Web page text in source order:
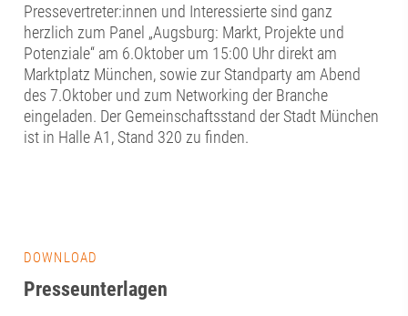
Pressevertreter:innen und Interessierte sind ganz
herzlich zum Panel „Augsburg: Markt, Projekte und
Potenziale“ am 6.Oktober um 15:00 Uhr direkt am
Marktplatz München, sowie zur Standparty am Abend
des 7.Oktober und zum Networking der Branche
eingeladen. Der Gemeinschaftsstand der Stadt München
ist in Halle A1, Stand 320 zu finden.
DOWNLOAD
Presseunterlagen